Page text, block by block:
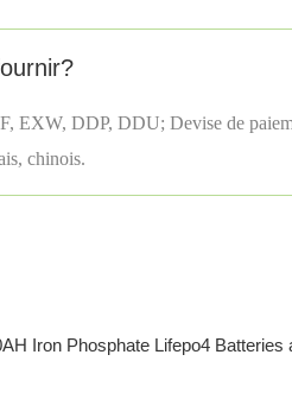
EXW, DDP, DDU; Devise de
chinois.
Iron Phosphate Lifepo4